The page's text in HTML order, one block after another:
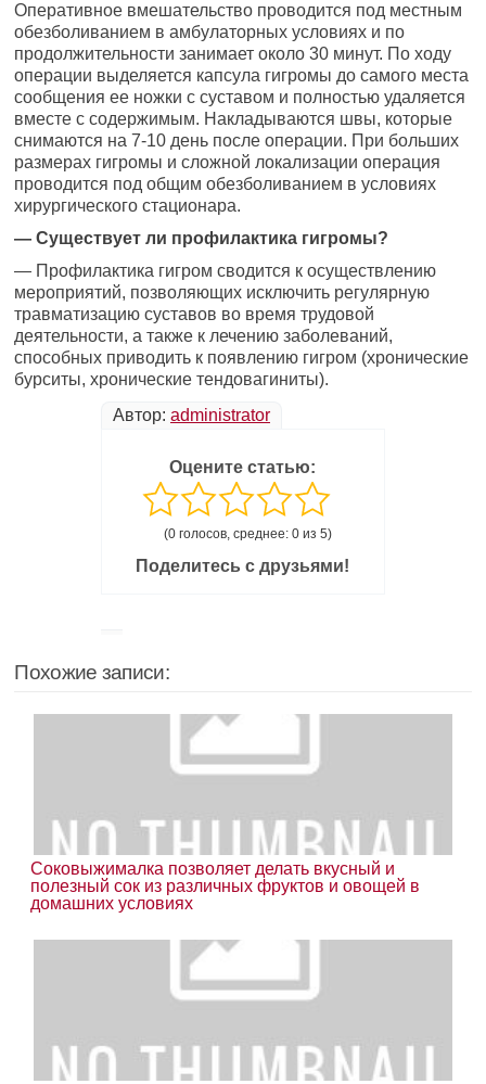
Оперативное вмешательство проводится под местным
обезболиванием в амбулаторных условиях и по
продолжительности занимает около 30 минут. По ходу
операции выделяется капсула гигромы до самого места
сообщения ее ножки с суставом и полностью удаляется
вместе с содержимым. Накладываются швы, которые
снимаются на 7-10 день после операции. При больших
размерах гигромы и сложной локализации операция
проводится под общим обезболиванием в условиях
хирургического стационара.
— Существует ли профилактика гигромы?
— Профилактика гигром сводится к осуществлению
мероприятий, позволяющих исключить регулярную
травматизацию суставов во время трудовой
деятельности, а также к лечению заболеваний,
способных приводить к появлению гигром (хронические
бурситы, хронические тендовагиниты).
Автор: administrator
Оцените статью:
(0 голосов, среднее: 0 из 5)
Поделитесь с друзьями!
Похожие записи:
Соковыжималка позволяет делать вкусный и
полезный сок из различных фруктов и овощей в
домашних условиях